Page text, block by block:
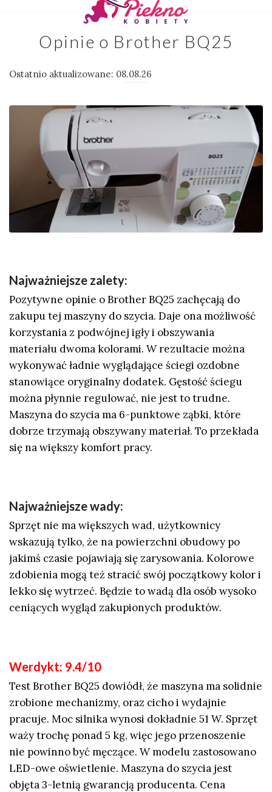
Opinie o Brother BQ25
Ostatnio aktualizowane: 08.08.26
Najważniejsze zalety:
Pozytywne opinie o Brother BQ25 zachęcają do
zakupu tej maszyny do szycia. Daje ona możliwość
korzystania z podwójnej igły i obszywania
materiału dwoma kolorami. W rezultacie można
wykonywać ładnie wyglądające ściegi ozdobne
stanowiące oryginalny dodatek. Gęstość ściegu
można płynnie regulować, nie jest to trudne.
Maszyna do szycia ma 6-punktowe ząbki, które
dobrze trzymają obszywany materiał. To przekłada
się na większy komfort pracy.
Najważniejsze wady:
Sprzęt nie ma większych wad, użytkownicy
wskazują tylko, że na powierzchni obudowy po
jakimś czasie pojawiają się zarysowania. Kolorowe
zdobienia mogą też stracić swój początkowy kolor i
lekko się wytrzeć. Będzie to wadą dla osób wysoko
ceniących wygląd zakupionych produktów.
Werdykt: 9.4/10
Test Brother BQ25 dowiódł, że maszyna ma solidnie
zrobione mechanizmy, oraz cicho i wydajnie
pracuje. Moc silnika wynosi dokładnie 51 W. Sprzęt
waży trochę ponad 5 kg, więc jego przenoszenie
nie powinno być męczące. W modelu zastosowano
LED-owe oświetlenie. Maszyna do szycia jest
objęta 3-letnią gwarancją producenta. Cena